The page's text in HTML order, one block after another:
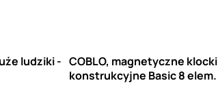
ludziki - COBLO, magnetyczne klocki
konstrukcyjne Basic 8 elem.